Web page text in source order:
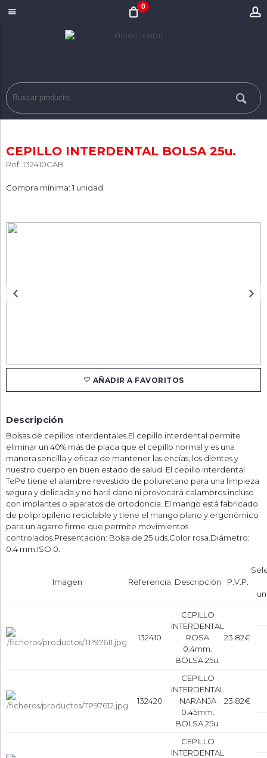
0
CEPILLO INTERDENTAL BOLSA 25u.
Ref: 132410CAB
Compra mínima: 1 unidad
AÑADIR A FAVORITOS
Descripción
Bolsas de cepillos interdentales.El cepillo interdental permite
eliminar un 40% más de placa que el cepillo normal y es una
manera sencilla y eficaz de mantener las encías, los dientes y
nuestro cuerpo en buen estado de salud. El cepillo interdental
TePe tiene el alambre revestido de poliuretano para una limpieza
segura y delicada y no hará daño ni provocará calambres incluso
con implantes o aparatos de ortodoncia. El mango está fabricado
de polipropileno reciclable y tiene el mango plano y ergonómico
para un agarre firme que permite movimientos
controlados.Presentación: Bolsa de 25 uds.Color rosa.Diámetro:
0.4 mm.ISO 0.
Imagen Referencia Descripción P.V.P.
132410
CEPILLO
INTERDENTAL
ROSA
0.4mm.
BOLSA 25u.
23.82€
132420
CEPILLO
INTERDENTAL
NARANJA
0.45mm.
BOLSA 25u.
23.82€
CEPILLO
INTERDENTAL